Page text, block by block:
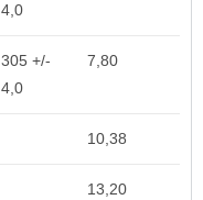
4,0
305 +/-
4,0
7,80
10,38
13,20